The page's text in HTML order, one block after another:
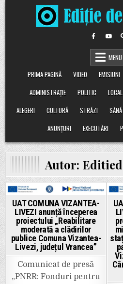
Skip
to
content
MENU
PRIMA PAGINĂ
VIDEO EMISIUNI
ADMINISTRAȚIE
POLITIC LOCAL
ALEGERI
CULTURĂ STRĂZI
ANUNȚURI
EXECUTĂRI
Autor:
Posted
in
UAT COMUNA VIZANTEA-
LIVEZI anunță începerea
proiectului „Reabilitare
moderată a clădirilor
publice Comuna Vizantea-
Livezi, județul Vrancea”
Comunicat de presă
„PNRR: Fonduri pentru
in